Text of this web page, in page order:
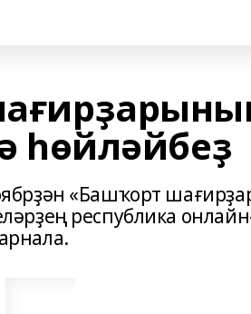
һөйләйбеҙ
«Башҡорт
республика